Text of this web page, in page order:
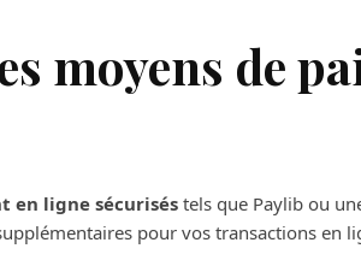
moyens de
en ligne sécurisés tels que Paylib ou
pour vos transactions en